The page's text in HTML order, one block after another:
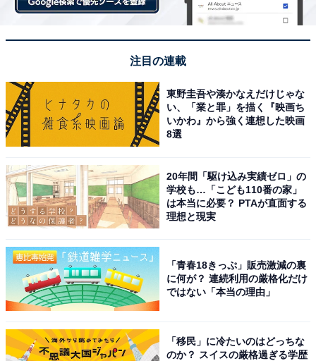
り湯かしき 花と華」が特別価格で登場中
注目の連載
東野圭吾や湊かなえだけじゃな
い、「業と罪」を描く『映画ち
いかわ』から強く連想した映画
8選
20年間「駆け込み実績ゼロ」の
学校も…「こども110番の家」
は本当に必要？ PTAが直面する
理想と現実
「青春18きっぷ」販売激減の裏
に何が？ 連続利用の厳格化だけ
ではない「本当の理由」
「移民」に冷たいのはどっちな
のか？ スイスの厳格過ぎる学歴